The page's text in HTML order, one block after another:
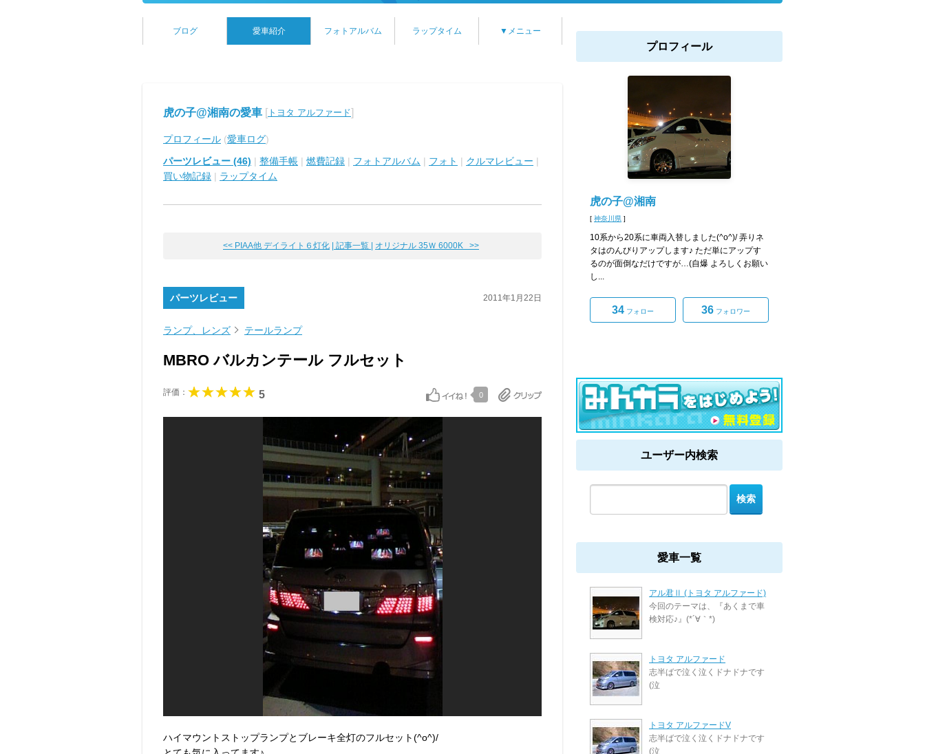
ブログ 愛車紹介 フォトアルバム ラップタイム ▼メニュー
虎の子@湘南の愛車 [ トヨタ アルファード]
プロフィール (愛車ログ)
パーツレビュー (46) | 整備手帳 | 燃費記録 | フォトアルバム | フォト | クルマレビュー |
買い物記録 | ラップタイム
<< PIAA他 デイライト６灯化 | 記事一覧 | オリジナル 35Ｗ 6000K >>
パーツレビュー 2011年1月22日
ランプ、レンズ テールランプ
MBRO バルカンテール フルセット
評価： 5 0
ハイマウントストップランプとブレーキ全灯のフルセット(^o^)/
プロフィール
虎の子@湘南
[ 神奈川県 ]
10系から20系に車両入替しました(^o^)/ 弄りネ
タはのんびりアップします♪ ただ単にアップす
るのが面倒なだけですが…(自爆 よろしくお願い
し...
34 フォロー 36 フォロワー
ユーザー内検索
愛車一覧
アル君Ⅱ (トヨタ アルファード)
今回のテーマは、『あくまで車
検対応♪』(*´∀｀*)
トヨタ アルファード
志半ばで泣く泣くドナドナです
(泣
トヨタ アルファードV
志半ばで泣く泣くドナドナです
(泣